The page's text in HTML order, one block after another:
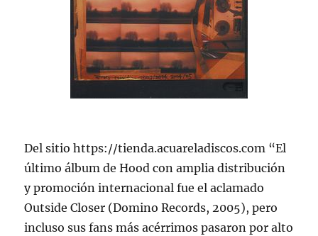
Del sitio https://tienda.acuareladiscos.com “El
último álbum de Hood con amplia distribución
y promoción internacional fue el aclamado
Outside Closer (Domino Records, 2005), pero
incluso sus fans más acérrimos pasaron por alto